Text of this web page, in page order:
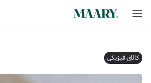
کالای فیزیکی